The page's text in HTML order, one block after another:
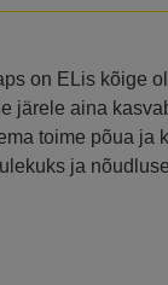
on ELis kõige
järele aina
toime põua ja
ja